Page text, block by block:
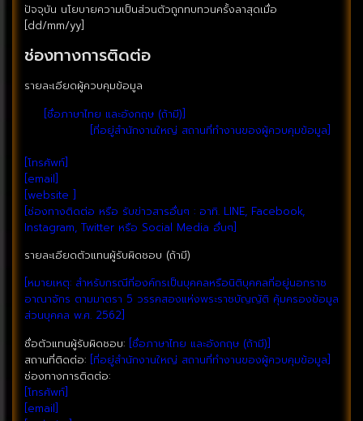
ปัจจุบัน นโยบายความเป็นส่วนตัวถูกทบทวนครั้งลาสุดเมื่อ
[dd/mm/yy]
ช่องทางการติดต่อ
รายละเอียดผู้ควบคุมข้อมูล
[ชื่อภาษาไทย และอังกฤษ (ถ้ามี)]
[ที่อยู่สำนักงานใหญ่ สถานที่ทำงานของผู้ควบคุมข้อมูล]
[โทรศัพท์]
[email]
[website ]
[ช่องทางติดต่อ หรือ รับข่าวสารอื่นๆ : อาทิ. LINE, Facebook,
Instagram, Twitter หรือ Social Media อื่นๆ]
รายละเอียดตัวแทนผู้รับผิดชอบ (ถ้ามี)
[หมายเหตุ: สำหรับกรณีที่องค์กรเป็นบุคคลหรือนิติบุคคลที่อยู่นอกราช
อาณาจักร ตามมาตรา 5 วรรคสองแห่งพระราชบัญญัติ คุ้มครองข้อมูล
ส่วนบุคคล พ.ศ. 2562]
ชื่อตัวแทนผู้รับผิดชอบ: [ชื่อภาษาไทย และอังกฤษ (ถ้ามี)]
สถานที่ติดต่อ: [ที่อยู่สำนักงานใหญ่ สถานที่ทำงานของผู้ควบคุมข้อมูล]
ช่องทางการติดต่อ:
[โทรศัพท์]
[email]